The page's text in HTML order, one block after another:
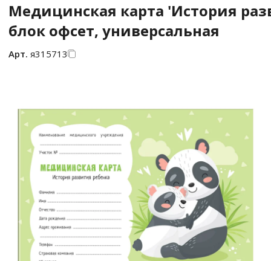
Медицинская карта 'История
блок офсет, универсальная
Арт. я315713